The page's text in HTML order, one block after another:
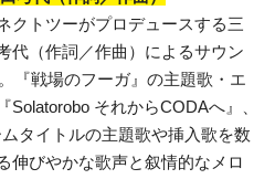
クトツーがプロデュースする三
代（作詞／作曲）によるサウン
『戦場のフーガ』の主題歌・エ
Solatorobo それからCODAへ』、
タイトルの主題歌や挿入歌を数
伸びやかな歌声と叙情的なメロ